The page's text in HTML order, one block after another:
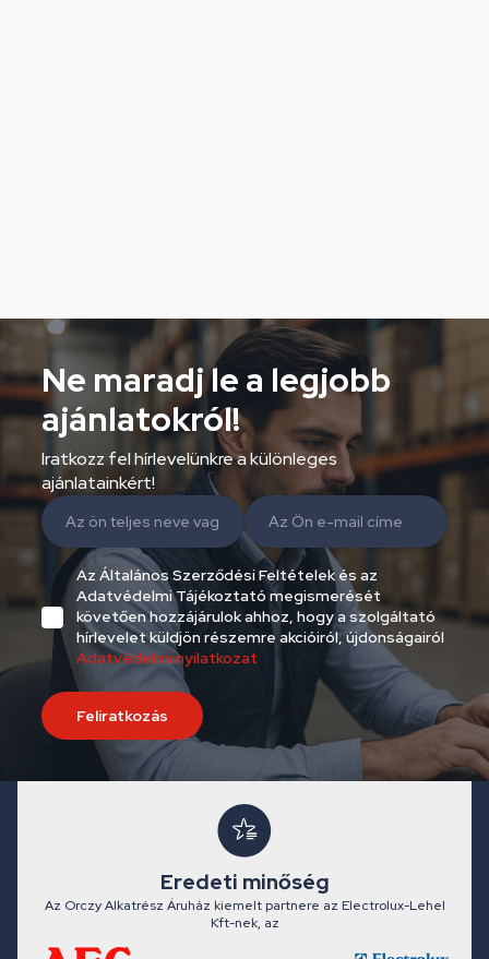
Ne maradj le a legjobb
ajánlatokról!
Iratkozz fel hírlevelünkre a különleges
ajánlatainkért!
Az Általános Szerződési Feltételek és az
Adatvédelmi Tájékoztató megismerését
követően hozzájárulok ahhoz, hogy a szolgáltató
hírlevelet küldjön részemre akcióiról, újdonságairól
Adatvédelmi nyilatkozat
Feliratkozás
Eredeti minőség
Az Orczy Alkatrész Áruház kiemelt partnere az Electrolux-Lehel
Kft-nek, az